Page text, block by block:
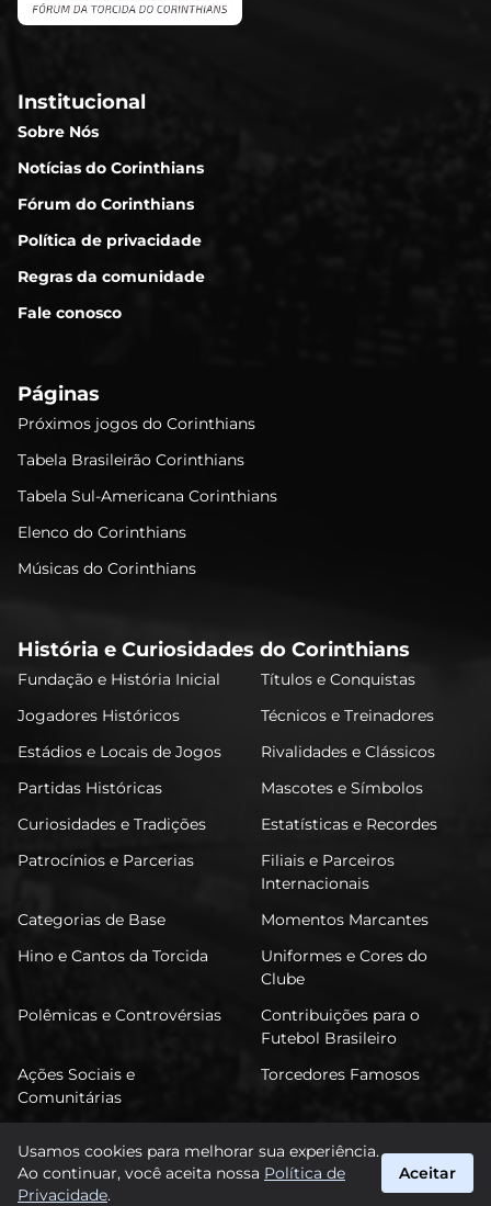
Institucional
Sobre Nós
Notícias do Corinthians
Fórum do Corinthians
Política de privacidade
Regras da comunidade
Fale conosco
Páginas
Próximos jogos do Corinthians
Tabela Brasileirão Corinthians
Tabela Sul-Americana Corinthians
Elenco do Corinthians
Músicas do Corinthians
História e Curiosidades do Corinthians
Fundação e História Inicial
Títulos e Conquistas
Jogadores Históricos
Técnicos e Treinadores
Estádios e Locais de Jogos
Rivalidades e Clássicos
Partidas Históricas
Mascotes e Símbolos
Curiosidades e Tradições
Estatísticas e Recordes
Patrocínios e Parcerias
Filiais e Parceiros
Internacionais
Categorias de Base
Momentos Marcantes
Hino e Cantos da Torcida
Uniformes e Cores do
Clube
Polêmicas e Controvérsias
Contribuições para o
Futebol Brasileiro
Ações Sociais e
Comunitárias
Torcedores Famosos
FuTimão
Usamos cookies para melhorar sua experiência.
Ao continuar, você aceita nossa Política de
Privacidade.
Aceitar